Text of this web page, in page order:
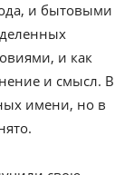
и бытовыми
и как
и смысл. В
имени, но в